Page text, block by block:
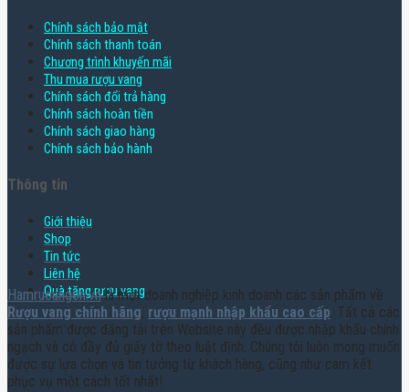
Chính sách bảo mật
Chính sách thanh toán
Chương trình khuyến mãi
Thu mua rượu vang
Chính sách đổi trả hàng
Chính sách hoàn tiền
Chính sách giao hàng
Chính sách bảo hành
Thông tin
Giới thiệu
Shop
Tin tức
Liên hệ
Quà tặng rượu vang
Hamruoungon.vnlà một doanh nghiệp kinh doanh các sản phẩm về
Rượu vang chính hãng, rượu mạnh nhập khẩu cao cấp. Tất cả các
sản phẩm được đăng tải trên Website này đều được nhập khẩu chính
ngạch và có đầy đủ giấy tờ theo luật định. Chúng tôi luôn mong muốn
được sự lựa chọn và tin tưởng từ khách hàng, cũng như cam kết
phục vụ một cách tốt nhất!